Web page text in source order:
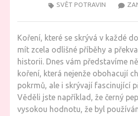
SVĚT POTRAVIN
Koření, které se skrývá v každé
mít zcela odlišné příběhy a
historii. Dnes vám představíme
koření, která nejenže obohacují
pokrmů, ale i skrývají fascinující
Věděli jste například, že černý
vysokou hodnotu, že byl